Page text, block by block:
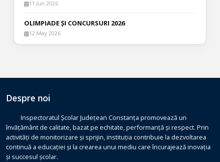
11 Jun 2026
OLIMPIADE ȘI CONCURSURI 2026
12 May 2026
Despre noi
Inspectoratul Școlar Județean Constanța promovează un
învățământ de calitate, bazat pe echitate, performanță și respect. Prin
activități de monitorizare și sprijin, instituția contribuie la dezvoltarea
continuă a educației și la crearea unui mediu care încurajează inovația
și succesul școlar.